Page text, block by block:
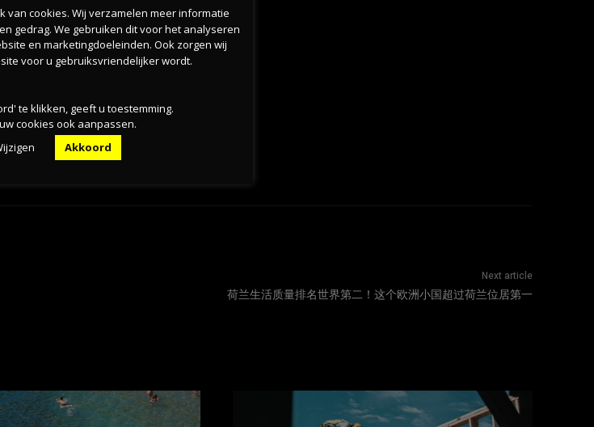
。
Next article
荷兰生活质量排名世界第二！这个欧洲小国超过荷兰位居第一
van cookies. Wij verzamelen meer informatie
gedrag. We gebruiken dit voor het analyseren
en marketingdoeleinden. Ook zorgen wij
voor u gebruiksvriendelijker wordt.
te klikken, geeft u toestemming.
cookies ook aanpassen.
Akkoord